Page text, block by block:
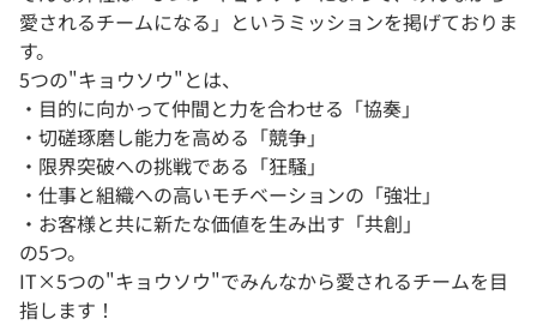
愛されるチームになる」というミッションを掲げておりま
す。
5つの"キョウソウ"とは、
・目的に向かって仲間と力を合わせる「協奏」
・切磋琢磨し能力を高める「競争」
・限界突破への挑戦である「狂騒」
・仕事と組織への高いモチベーションの「強壮」
・お客様と共に新たな価値を生み出す「共創」
の5つ。
IT×5つの"キョウソウ"でみんなから愛されるチームを目
指します！